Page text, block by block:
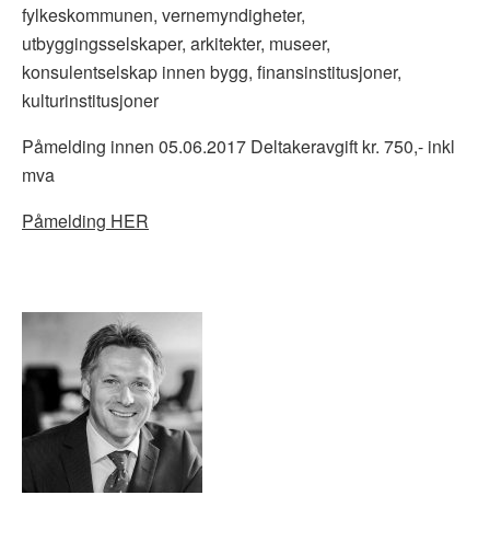
fylkeskommunen, vernemyndigheter,
utbyggingsselskaper, arkitekter, museer,
konsulentselskap innen bygg, finansinstitusjoner,
kulturinstitusjoner
Påmelding innen 05.06.2017 Deltakeravgift kr. 750,- inkl
mva
Påmelding HER